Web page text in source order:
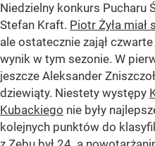
Niedzielny konkurs Pucharu
Stefan Kraft. Piotr Żyła miał
ale ostatecznie zajął
wynik w tym sezonie. W
jeszcze Aleksander
dziewiąty. Niestety występy
Kubackiego nie były
kolejnych punktów do